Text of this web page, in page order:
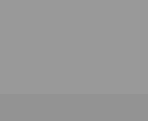
in ProzentPreis
Preis